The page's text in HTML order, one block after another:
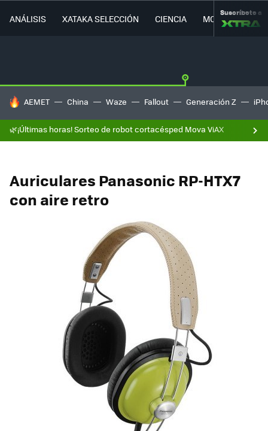
ANÁLISIS XATAKA SELECCIÓN CIENCIA MOVILIDAD
Suscríbete a
HOY SE HABLA DE
AEMET China Waze Fallout Generación Z
🌿¡Últimas horas! Sorteo de robot cortacésped Mova ViAX
Auriculares Panasonic RP-HTX7
con aire retro